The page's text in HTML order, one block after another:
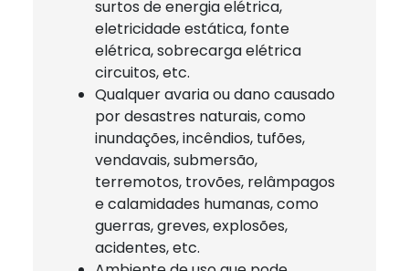
surtos de energia elétrica,
eletricidade estática, fonte
elétrica, sobrecarga elétrica
circuitos, etc.
Qualquer avaria ou dano causado
por desastres naturais, como
inundações, incêndios, tufões,
vendavais, submersão,
terremotos, trovões, relâmpagos
e calamidades humanas, como
guerras, greves, explosões,
acidentes, etc.